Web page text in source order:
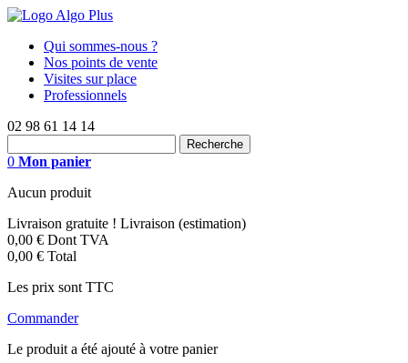
Qui sommes-nous ?
Nos points de vente
Visites sur place
Professionnels
02 98 61 14 14
0 Mon panier
Aucun produit
Livraison gratuite ! Livraison (estimation)
0,00 € Dont TVA
0,00 € Total
Les prix sont TTC
Commander
Le produit a été ajouté à votre panier